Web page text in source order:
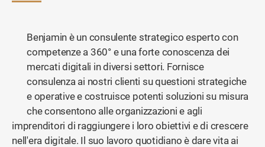
Benjamin è un consulente strategico esperto con
competenze a 360° e una forte conoscenza dei
mercati digitali in diversi settori. Fornisce
consulenza ai nostri clienti su questioni strategiche
e operative e costruisce potenti soluzioni su misura
che consentono alle organizzazioni e agli
imprenditori di raggiungere i loro obiettivi e di crescere
nell'era digitale. Il suo lavoro quotidiano è dare vita ai